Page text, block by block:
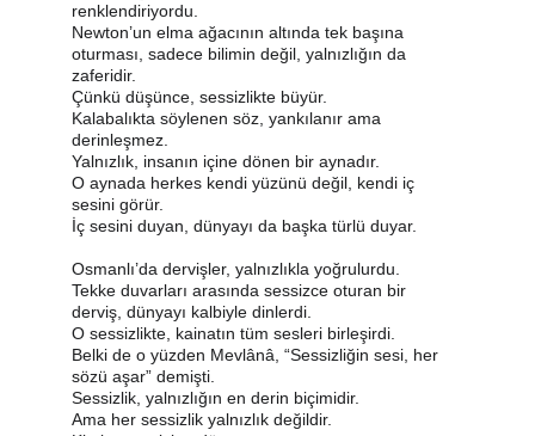
renklendiriyordu.
Newton’un elma ağacının altında tek başına
oturması, sadece bilimin değil, yalnızlığın da
zaferidir.
Çünkü düşünce, sessizlikte büyür.
Kalabalıkta söylenen söz, yankılanır ama
derinleşmez.
Yalnızlık, insanın içine dönen bir aynadır.
O aynada herkes kendi yüzünü değil, kendi iç
sesini görür.
İç sesini duyan, dünyayı da başka türlü duyar.
Osmanlı’da dervişler, yalnızlıkla yoğrulurdu.
Tekke duvarları arasında sessizce oturan bir
derviş, dünyayı kalbiyle dinlerdi.
O sessizlikte, kainatın tüm sesleri birleşirdi.
Belki de o yüzden Mevlânâ, “Sessizliğin sesi, her
sözü aşar” demişti.
Sessizlik, yalnızlığın en derin biçimidir.
Ama her sessizlik yalnızlık değildir.